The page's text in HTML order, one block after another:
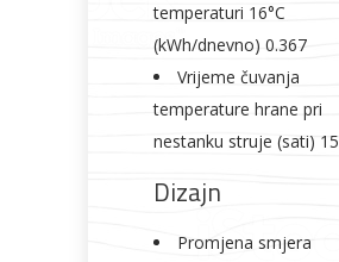
temperaturi 16°C
(kWh/dnevno) 0.367
Vrijeme čuvanja
temperature hrane pri
nestanku struje (sati) 15
Dizajn
Promjena smjera